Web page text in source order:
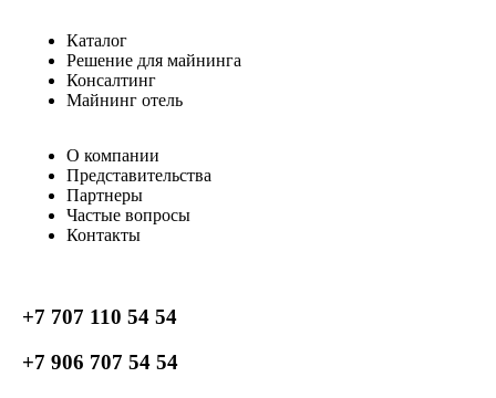
Каталог
Решение для майнинга
Консалтинг
Майнинг отель
О компании
Представительства
Партнеры
Частые вопросы
Контакты
+7 707 110 54 54
+7 906 707 54 54